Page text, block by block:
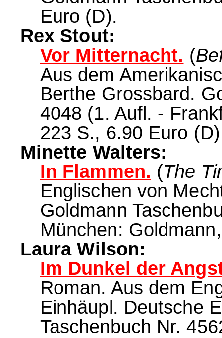
Euro (D).
Rex Stout:
Vor Mitternacht. (
Aus dem
Berthe Grossbard.
4048 (1. Aufl. -
223 S., 6.90 Euro
Minette Walters:
In Flammen. (The
Englischen von
Goldmann
München:
Laura Wilson:
Im Dunkel der
Roman. Aus dem
Einhäupl. Deutsche
Taschenbuch Nr.